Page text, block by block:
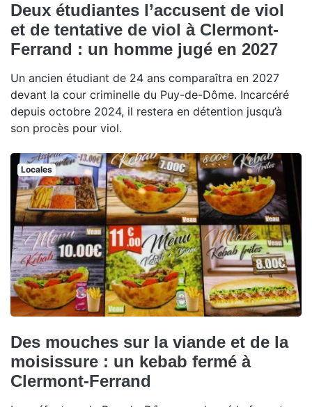
Deux étudiantes l’accusent de viol
et de tentative de viol à Clermont-
Ferrand : un homme jugé en 2027
Un ancien étudiant de 24 ans comparaîtra en 2027
devant la cour criminelle du Puy-de-Dôme. Incarcéré
depuis octobre 2024, il restera en détention jusqu’à
son procès pour viol.
Locales
Des mouches sur la viande et de la
moisissure : un kebab fermé à
Clermont-Ferrand